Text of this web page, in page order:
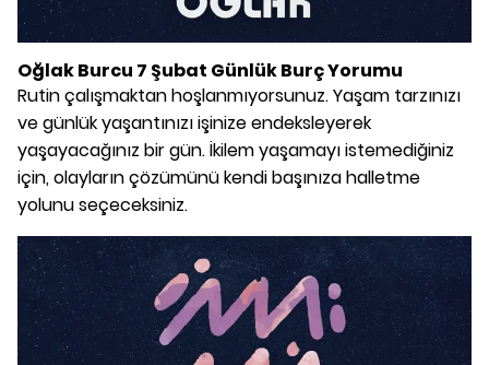
Oğlak Burcu 7 Şubat Günlük Burç Yorumu
Rutin çalışmaktan hoşlanmıyorsunuz. Yaşam tarzınızı
ve günlük yaşantınızı işinize endeksleyerek
yaşayacağınız bir gün. İkilem yaşamayı istemediğiniz
için, olayların çözümünü kendi başınıza halletme
yolunu seçeceksiniz.